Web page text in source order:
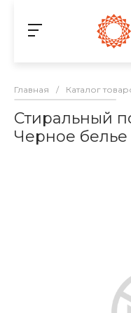
Главная / Каталог
Стиральный
Черное белье